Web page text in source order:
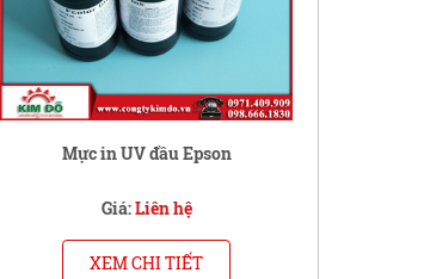
Mực in UV đầu Epson
Giá:Liên hệ
XEM CHI TIẾT